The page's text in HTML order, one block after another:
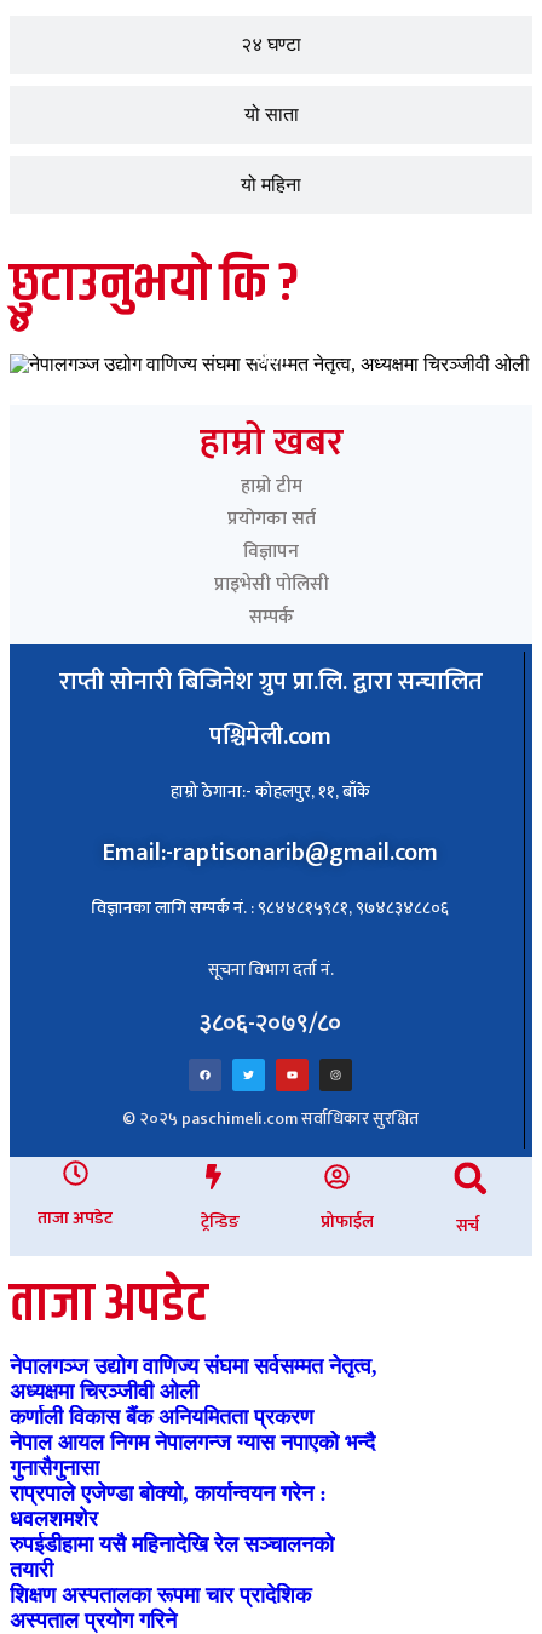
२४ घण्टा
यो साता
यो महिना
छुटाउनुभयो कि ?
जीवनशैली मुख्य समाचार शिक्षा समाचार
ओली
हाम्रो खबर
हाम्रो टीम
प्रयोगका सर्त
विज्ञापन
प्राइभेसी पोलिसी
सम्पर्क
राप्ती सोनारी बिजिनेश ग्रुप प्रा.लि. द्वारा सन्चालित
पश्चिमेली.com
हाम्रो ठेगाना:- कोहलपुर, ११, बाँके
Email:-raptisonarib@gmail.com
विज्ञानका लागि सम्पर्क नं. : ९८४४८१५९८१, ९७४८३४८८०६
सूचना विभाग दर्ता नं.
३८०६-२०७९/८०
© २०२५ paschimeli.com सर्वाधिकार सुरक्षित
ताजा अपडेट ट्रेन्डिङ प्रोफाईल सर्च
ताजा अपडेट
नेपालगञ्ज उद्योग वाणिज्य संघमा सर्वसम्मत नेतृत्व,
अध्यक्षमा चिरञ्जीवी ओली
कर्णाली विकास बैंक अनियमितता प्रकरण
नेपाल आयल निगम नेपालगन्ज ग्यास नपाएको भन्दै
गुनासैगुनासा
राप्रपाले एजेण्डा बोक्यो, कार्यान्वयन गरेन :
धवलशमशेर
रुपईडीहामा यसै महिनादेखि रेल सञ्चालनको
तयारी
शिक्षण अस्पतालका रूपमा चार प्रादेशिक
अस्पताल प्रयोग गरिने